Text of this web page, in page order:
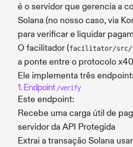
é o servidor que gerencia a
Solana (no nosso caso, via
para verificar e liquidar
O facilitador (facilitator/
a ponte entre o protocolo
Ele implementa três
1. Endpoint /verify
Este endpoint:
Recebe uma carga útil de
servidor da API Protegida
Extrai a transação Solana